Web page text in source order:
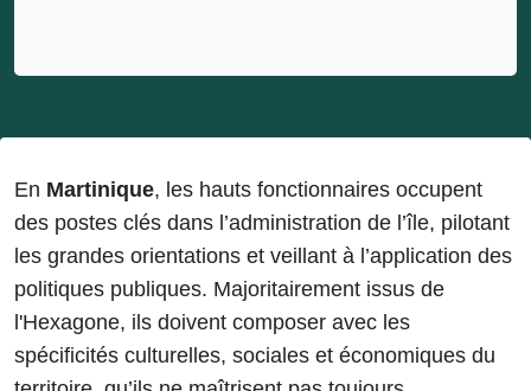
En Martinique, les hauts fonctionnaires occupent
des postes clés dans l’administration de l’île, pilotant
les grandes orientations et veillant à l’application des
politiques publiques. Majoritairement issus de
l'Hexagone, ils doivent composer avec les
spécificités culturelles, sociales et économiques du